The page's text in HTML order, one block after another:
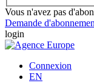
Vous n'avez pas
Demande
login
Connexion
EN